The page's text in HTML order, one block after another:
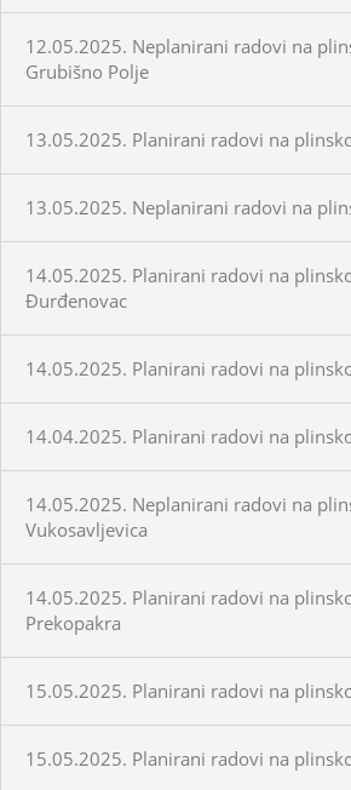
12.05.2025. Neplanirani radovi na
Grubišno Polje
13.05.2025. Planirani radovi na
13.05.2025. Neplanirani radovi na
14.05.2025. Planirani radovi na
Đurđenovac
14.05.2025. Planirani radovi na
14.04.2025. Planirani radovi na
14.05.2025. Neplanirani radovi na
Vukosavljevica
14.05.2025. Planirani radovi na
Prekopakra
15.05.2025. Planirani radovi na
15.05.2025. Planirani radovi na